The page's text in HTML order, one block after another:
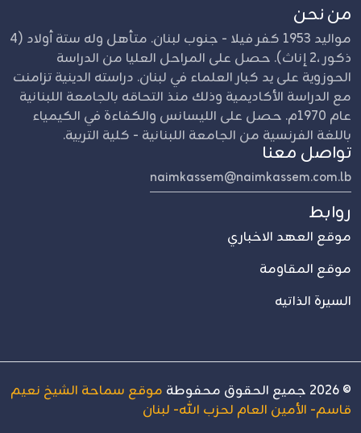
من نحن
مواليد 1953 كفر فيلا - جنوب لبنان. متأهل وله ستة أولاد (4
ذكور ،2 إناث). حصل على المراحل العليا من الدراسة
الحوزوية على يد كبار العلماء في لبنان. دراسته الدينية تزامنت
مع الدراسة الأكاديمية وذلك منذ التحاقه بالجامعة اللبنانية
عام 1970م. حصل على الليسانس والكفاءة في الكيمياء
باللغة الفرنسية من الجامعة اللبنانية - كلية التربية.
تواصل معنا
naimkassem@naimkassem.com.lb
روابط
موقع العهد الاخباري
موقع المقاومة
السيرة الذاتيه
©
2026 جميع الحقوق محفوطة موقع سماحة الشيخ نعيم
قاسم- الأمين العام لحزب الله- لبنان